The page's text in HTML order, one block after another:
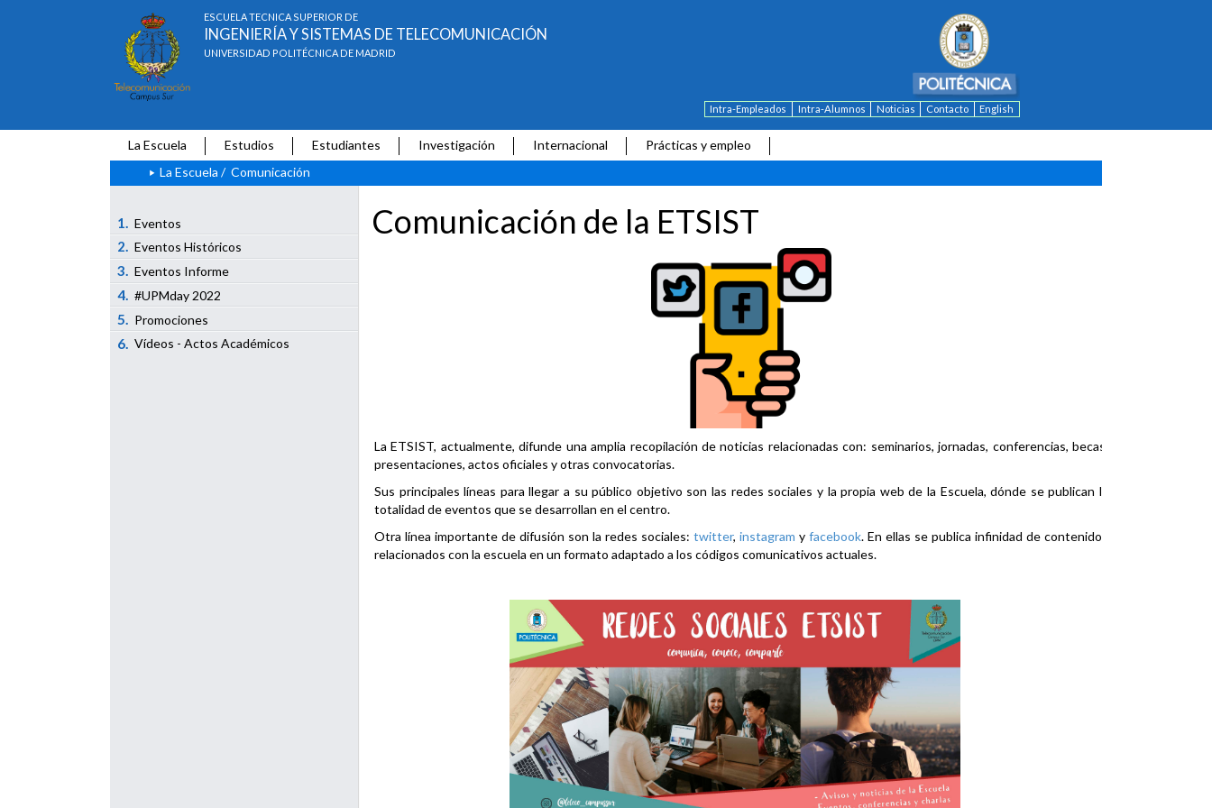
ESCUELA TÉCNICA SUPERIOR DE
INGENIERÍA Y SISTEMAS DE TELECOMUNICACIÓN
UNIVERSIDAD POLITÉCNICA DE MADRID
Intra-Empleados Intra-Alumnos Noticias Contacto English
La Escuela Estudios Estudiantes Investigación Internacional
Prácticas y empleo
La Escuela / Comunicación
1. Eventos
2. Eventos Históricos
3. Eventos Informe
4. #UPMday 2022
5. Promociones
6. Vídeos - Actos Académicos
Comunicación de la ETSIST
La ETSIST, actualmente, difunde una amplia recopilación de noticias relacionadas con: seminarios, jornadas, conferencias, becas,
presentaciones, actos oficiales y otras convocatorias.
Sus principales líneas para llegar a su público objetivo son las redes sociales y la propia web de la Escuela, dónde se publican la
totalidad de eventos que se desarrollan en el centro.
Otra línea importante de difusión son la redes sociales: twitter, instagram y facebook. En ellas se publica infinidad de contenidos
relacionados con la escuela en un formato adaptado a los códigos comunicativos actuales.